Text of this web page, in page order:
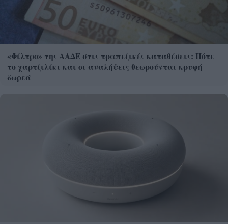
«Φίλτρο» της ΑΑΔΕ στις τραπεζικές καταθέσεις: Πότε
το χαρτζιλίκι και οι αναλήψεις θεωρούνται κρυφή
δωρεά